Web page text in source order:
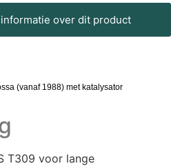
over dit product
(vanaf 1988) met katalysator
T309 voor lange